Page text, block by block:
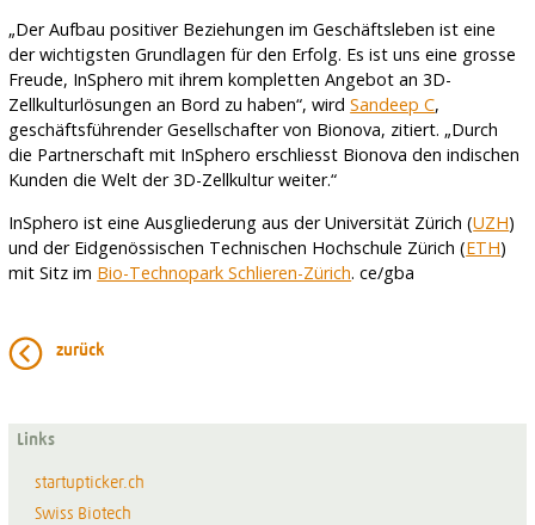
„Der Aufbau positiver Beziehungen im Geschäftsleben ist eine
der wichtigsten Grundlagen für den Erfolg. Es ist uns eine grosse
Freude, InSphero mit ihrem kompletten Angebot an 3D-
Zellkulturlösungen an Bord zu haben“, wirdSandeep C,
geschäftsführender Gesellschafter von Bionova, zitiert. „Durch
die Partnerschaft mit InSphero erschliesst Bionova den indischen
Kunden die Welt der 3D-Zellkultur weiter.“
InSphero ist eine Ausgliederung aus der Universität Zürich (UZH)
und der Eidgenössischen Technischen Hochschule Zürich (ETH)
mit Sitz im Bio-Technopark Schlieren-Zürich. ce/gba
zurück
Links
startupticker.ch
Swiss Biotech